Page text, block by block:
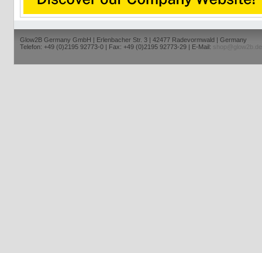
Glow2B Germany GmbH | Erlenbacher Str. 3 | 42477 Radevormwald | Germany
Telefon: +49 (0)2195 92773-0 | Fax: +49 (0)2195 92773-29 | E-Mail:
shop@glow2b.de